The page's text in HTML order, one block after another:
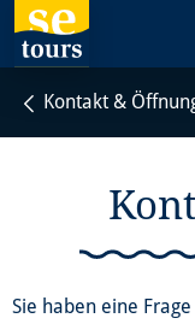
1
Kontakt &
Sie haben eine